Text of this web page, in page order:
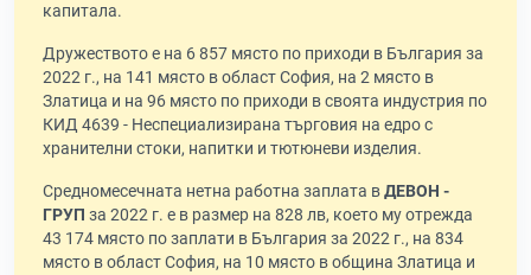
капитала.
Дружеството е на 6 857 място по приходи в България за
2022 г., на 141 място в област София, на 2 място в
Златица и на 96 място по приходи в своята индустрия по
КИД 4639 - Неспециализирана търговия на едро с
хранителни стоки, напитки и тютюневи изделия.
Средномесечната нетна работна заплата вДЕВОН -
ГРУП за 2022 г. е в размер на 828 лв, което му отрежда
43 174 място по заплати в България за 2022 г., на 834
място в област София, на 10 място в община Златица и